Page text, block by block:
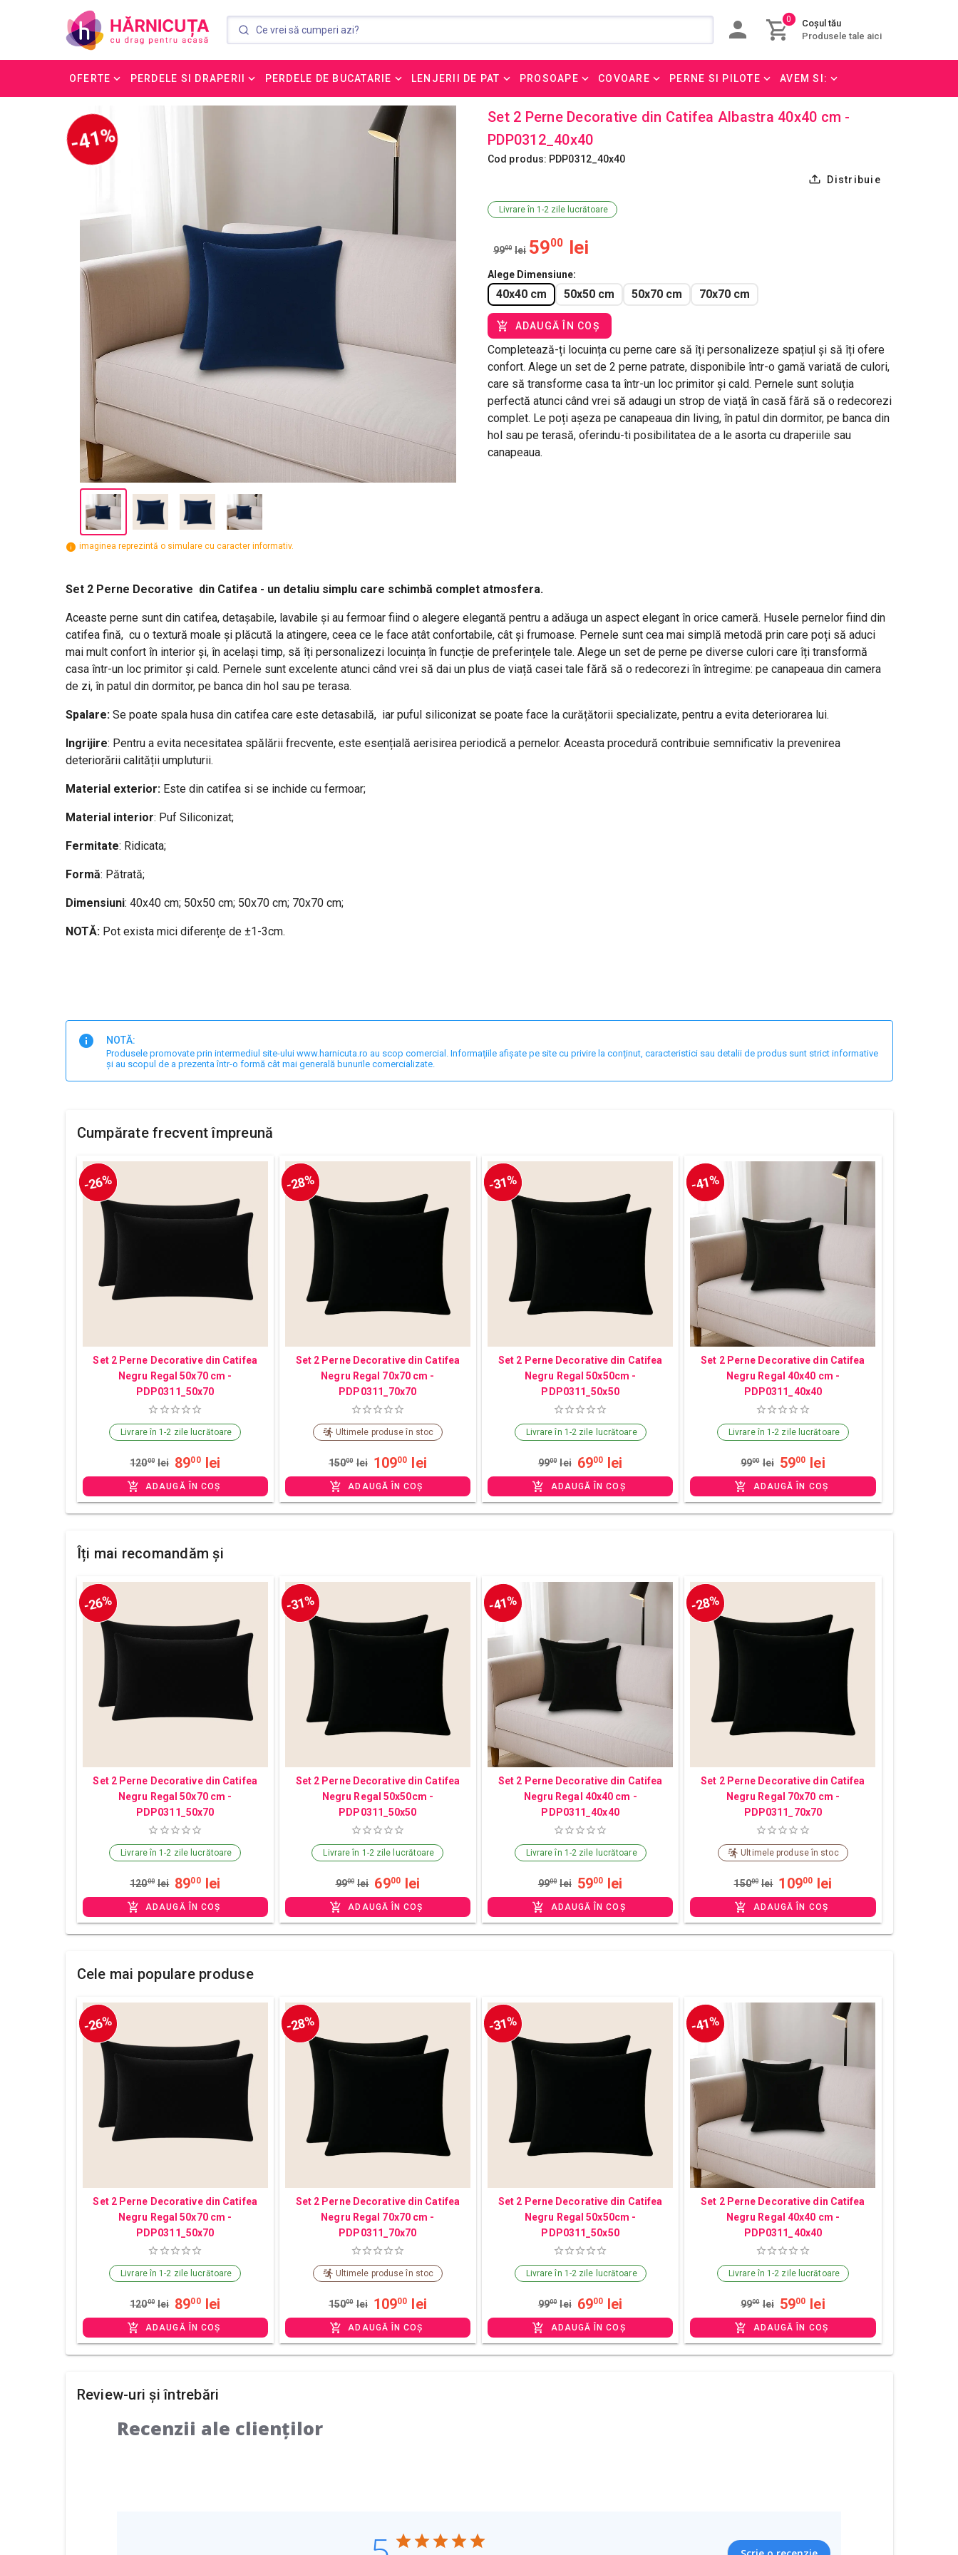
0
Coșul tău
Produsele tale aici
OFERTE PERDELE SI DRAPERII PERDELE DE BUCATARIE LENJERII DE PAT PROSOAPE COVOARE PERNE SI PILOTE AVEM SI:
-41%
imaginea reprezintă o simulare cu caracter informativ.
Set 2 Perne Decorative din Catifea Albastra 40x40 cm -
PDP0312_40x40
Cod produs: PDP0312_40x40
Distribuie
Livrare în 1-2 zile lucrătoare
9900 lei 5900 lei
Alege Dimensiune
40x40 cm 50x50 cm 50x70 cm 70x70 cm
ADAUGĂ ÎN COȘ
Completează-ți locuința cu perne care să îți personalizeze spațiul și să îți ofere
confort. Alege un set de 2 perne patrate, disponibile într-o gamă variată de culori,
care să transforme casa ta într-un loc primitor și cald. Pernele sunt soluția
perfectă atunci când vrei să adaugi un strop de viață în casă fără să o redecorezi
complet. Le poți așeza pe canapeaua din living, în patul din dormitor, pe banca din
hol sau pe terasă, oferindu-ti posibilitatea de a le asorta cu draperiile sau
canapeaua.
Set 2 Perne Decorative din Catifea - un detaliu simplu care schimbă complet atmosfera.
Aceaste perne sunt din catifea, detașabile, lavabile și au fermoar fiind o alegere elegantă pentru a adăuga un aspect elegant în orice cameră. Husele pernelor fiind din
catifea fină, cu o textură moale și plăcută la atingere, ceea ce le face atât confortabile, cât și frumoase. Pernele sunt cea mai simplă metodă prin care poți să aduci
mai mult confort în interior și, în același timp, să îți personalizezi locuința în funcție de preferințele tale. Alege un set de perne pe diverse culori care îți transformă
casa într-un loc primitor și cald. Pernele sunt excelente atunci când vrei să dai un plus de viață casei tale fără să o redecorezi în întregime: pe canapeaua din camera
de zi, în patul din dormitor, pe banca din hol sau pe terasa.
Spalare:Se poate spala husa din catifea care este detasabilă, iar puful siliconizat se poate face la curățătorii specializate, pentru a evita deteriorarea lui.
Ingrijire: Pentru a evita necesitatea spălării frecvente, este esențială aerisirea periodică a pernelor. Aceasta procedură contribuie semnificativ la prevenirea
deteriorării calității umpluturii.
Material exterior:Este din catifea si se inchide cu fermoar;
Material interior: Puf Siliconizat;
Fermitate: Ridicata;
Formă: Pătrată;
Dimensiuni: 40x40 cm; 50x50 cm; 50x70 cm; 70x70 cm;
NOTĂ:Pot exista mici diferențe de ±1-3cm.
NOTĂ:
Produsele promovate prin intermediul site-ului www.harnicuta.ro au scop comercial. Informațiile afișate pe site cu privire la conținut, caracteristici sau detalii de produs sunt strict informative
și au scopul de a prezenta într-o formă cât mai generală bunurile comercializate.
Cumpărate frecvent împreună
-26%
Set 2 Perne Decorative din Catifea
Negru Regal 50x70 cm -
PDP0311_50x70
Livrare în 1-2 zile lucrătoare
12000 lei 8900 lei
ADAUGĂ ÎN COȘ
-28%
Set 2 Perne Decorative din Catifea
Negru Regal 70x70 cm -
PDP0311_70x70
Ultimele produse în stoc
15000 lei 10900 lei
ADAUGĂ ÎN COȘ
-31%
Set 2 Perne Decorative din Catifea
Negru Regal 50x50cm -
PDP0311_50x50
Livrare în 1-2 zile lucrătoare
9900 lei 6900 lei
ADAUGĂ ÎN COȘ
-41%
Set 2 Perne Decorative din Catifea
Negru Regal 40x40 cm -
PDP0311_40x40
Livrare în 1-2 zile lucrătoare
9900 lei 5900 lei
ADAUGĂ ÎN COȘ
Îți mai recomandăm și
-26%
Set 2 Perne Decorative din Catifea
Negru Regal 50x70 cm -
PDP0311_50x70
Livrare în 1-2 zile lucrătoare
12000 lei 8900 lei
ADAUGĂ ÎN COȘ
-31%
Set 2 Perne Decorative din Catifea
Negru Regal 50x50cm -
PDP0311_50x50
Livrare în 1-2 zile lucrătoare
9900 lei 6900 lei
ADAUGĂ ÎN COȘ
-41%
Set 2 Perne Decorative din Catifea
Negru Regal 40x40 cm -
PDP0311_40x40
Livrare în 1-2 zile lucrătoare
9900 lei 5900 lei
ADAUGĂ ÎN COȘ
-28%
Set 2 Perne Decorative din Catifea
Negru Regal 70x70 cm -
PDP0311_70x70
Ultimele produse în stoc
15000 lei 10900 lei
ADAUGĂ ÎN COȘ
Cele mai populare produse
-26%
Set 2 Perne Decorative din Catifea
Negru Regal 50x70 cm -
PDP0311_50x70
Livrare în 1-2 zile lucrătoare
12000 lei 8900 lei
ADAUGĂ ÎN COȘ
-28%
Set 2 Perne Decorative din Catifea
Negru Regal 70x70 cm -
PDP0311_70x70
Ultimele produse în stoc
15000 lei 10900 lei
ADAUGĂ ÎN COȘ
-31%
Set 2 Perne Decorative din Catifea
Negru Regal 50x50cm -
PDP0311_50x50
Livrare în 1-2 zile lucrătoare
9900 lei 6900 lei
ADAUGĂ ÎN COȘ
-41%
Set 2 Perne Decorative din Catifea
Negru Regal 40x40 cm -
PDP0311_40x40
Livrare în 1-2 zile lucrătoare
9900 lei 5900 lei
ADAUGĂ ÎN COȘ
Review-uri și întrebări
Recenzii ale clienților